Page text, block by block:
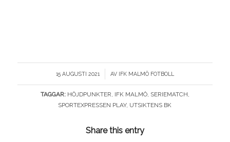
15 AUGUSTI 2021
/ AV IFK MALMÖ FOTBOLL
TAGGAR: HÖJDPUNKTER, IFK MALMÖ, SERIEMATCH,
SPORTEXPRESSEN PLAY, UTSIKTENS BK
Share this entry